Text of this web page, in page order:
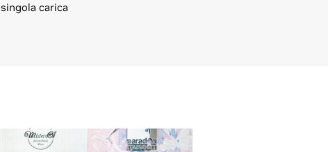
singola carica